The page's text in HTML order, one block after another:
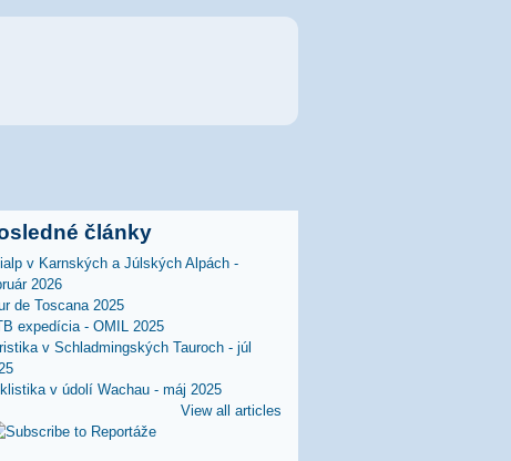
články
v Karnských a Júlských Alpách -
2026
de Toscana 2025
expedícia - OMIL 2025
v Schladmingských Tauroch - júl
v údolí Wachau - máj 2025
View all articles